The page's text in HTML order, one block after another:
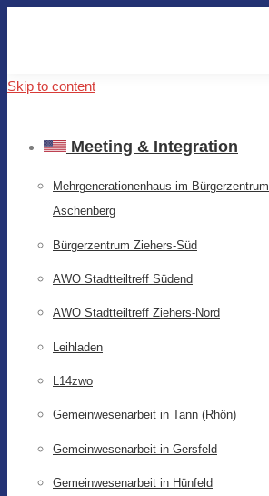
Skip to content
Meeting & Integration
Mehrgenerationenhaus im Bürgerzentrum
Aschenberg
Bürgerzentrum Ziehers-Süd
AWO Stadtteiltreff Südend
AWO Stadtteiltreff Ziehers-Nord
Leihladen
L14zwo
Gemeinwesenarbeit in Tann (Rhön)
Gemeinwesenarbeit in Gersfeld
Gemeinwesenarbeit in Hünfeld